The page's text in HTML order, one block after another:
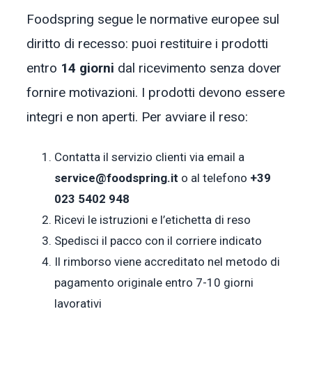
Foodspring segue le normative europee sul
diritto di recesso: puoi restituire i prodotti
entro 14 giorni dal ricevimento senza dover
fornire motivazioni. I prodotti devono essere
integri e non aperti. Per avviare il reso:
Contatta il servizio clienti via email a
service@foodspring.it o al telefono +39
023 5402 948
Ricevi le istruzioni e l’etichetta di reso
Spedisci il pacco con il corriere indicato
Il rimborso viene accreditato nel metodo di
pagamento originale entro 7-10 giorni
lavorativi